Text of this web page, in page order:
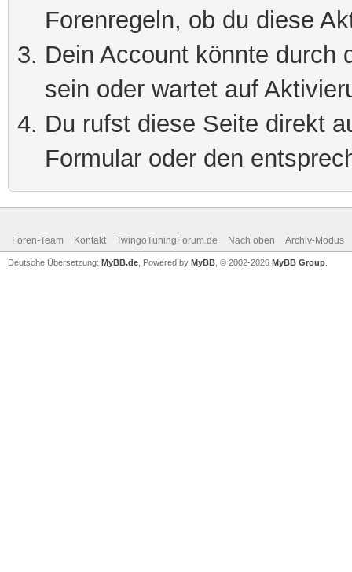
Forenregeln, ob du diese
Dein Account könnte durch
sein oder wartet auf
Du rufst diese Seite direkt
Formular oder den
Foren-Team Kontakt TwingoTuningForum.de Nach oben Archiv-Modus
Deutsche Übersetzung: MyBB.de , Powered by MyBB , © 2002-2026 MyBB Group